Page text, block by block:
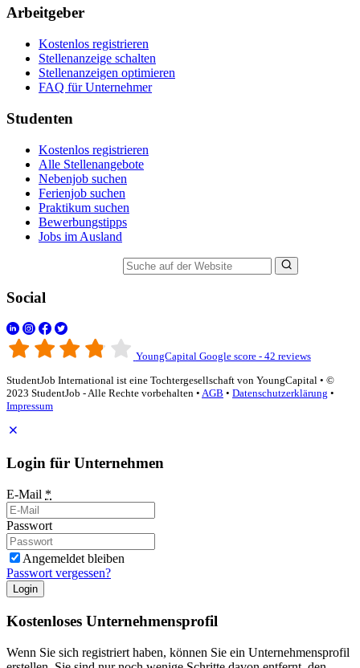
Arbeitgeber
Kostenlos registrieren
Stellenanzeige schalten
Stellenanzeigen optimieren
FAQ für Unternehmer
Studenten
Kostenlos registrieren
Alle Stellenangebote
Nebenjob suchen
Ferienjob suchen
Praktikum suchen
Bewerbungstipps
Jobs im Ausland
Social
YoungCapital Google score - 42 reviews
StudentJob International ist eine Tochtergesellschaft von YoungCapital • ©
2023 StudentJob - Alle Rechte vorbehalten • AGB • Datenschutzerklärung •
Impressum
Login für Unternehmen
E-Mail *
Passwort
Angemeldet bleiben
Passwort vergessen?
Login
Kostenloses Unternehmensprofil
Wenn Sie sich registriert haben, können Sie ein Unternehmensprofil